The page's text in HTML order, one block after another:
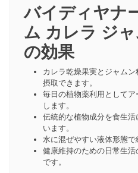
バイディヤナ
ム カレラ ジ
の効果
カレラ乾燥果実とジャム
摂取できます。
毎日の植物薬利用として
します。
伝統的な植物成分を食生
います。
水に混ぜやすい液体形態で
健康維持のための日常生
です。